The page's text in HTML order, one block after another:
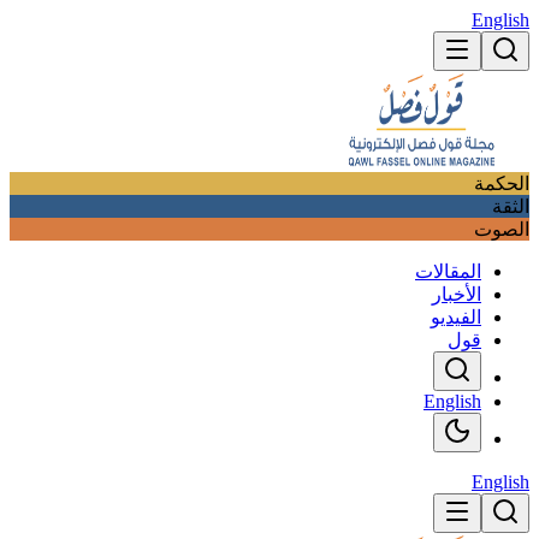
English
الحكمة
الثقة
الصوت
المقالات
الأخبار
الفيديو
قول
English
English